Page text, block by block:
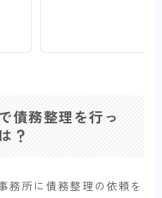
債務整理を行っ
？
務所に債務整理の依頼を